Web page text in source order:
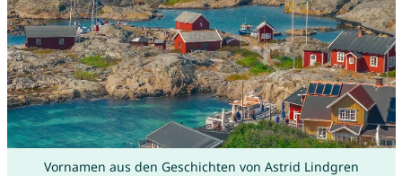
Vornamen aus den Geschichten von Astrid Lindgren